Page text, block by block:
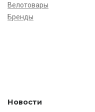
Велотовары
Бренды
Новости